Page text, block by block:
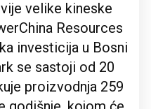
velike kineske
Resources
investicija u Bosni
se sastoji od 20
proizvodnja 259